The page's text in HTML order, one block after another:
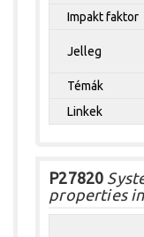
Impakt faktor
Jelleg
Témák
Linkek
P27820
properties